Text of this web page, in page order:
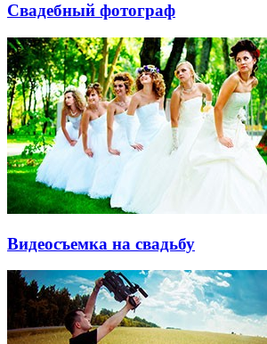
Свадебный фотограф
Видеосъемка на свадьбу